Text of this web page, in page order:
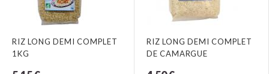
RIZ LONG DEMI COMPLET
1KG
RIZ LONG DEMI COMPLET
DE CAMARGUE